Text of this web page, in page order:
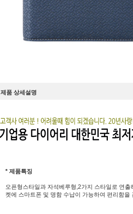
제품 상세설명
* 제품특징
오픈형스타일과 자석베루형,2가지 스타일로 연
켓에 스마트폰 및 명함 수납이 가능하여 편리함을